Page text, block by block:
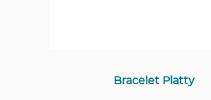
Bracelet Platty